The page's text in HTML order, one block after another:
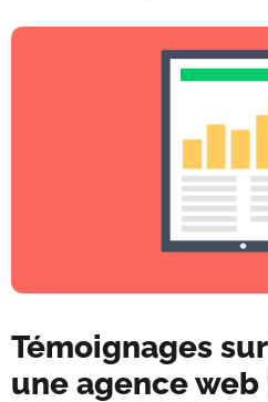
Témoignages
une agence